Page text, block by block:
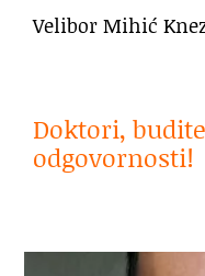
Velibor Mihić
Doktori,
odgovornosti!